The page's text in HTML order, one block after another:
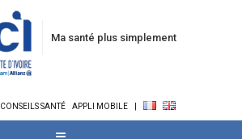
Ma santé plus simplement
CONSEILS SANTÉ APPLI MOBILE